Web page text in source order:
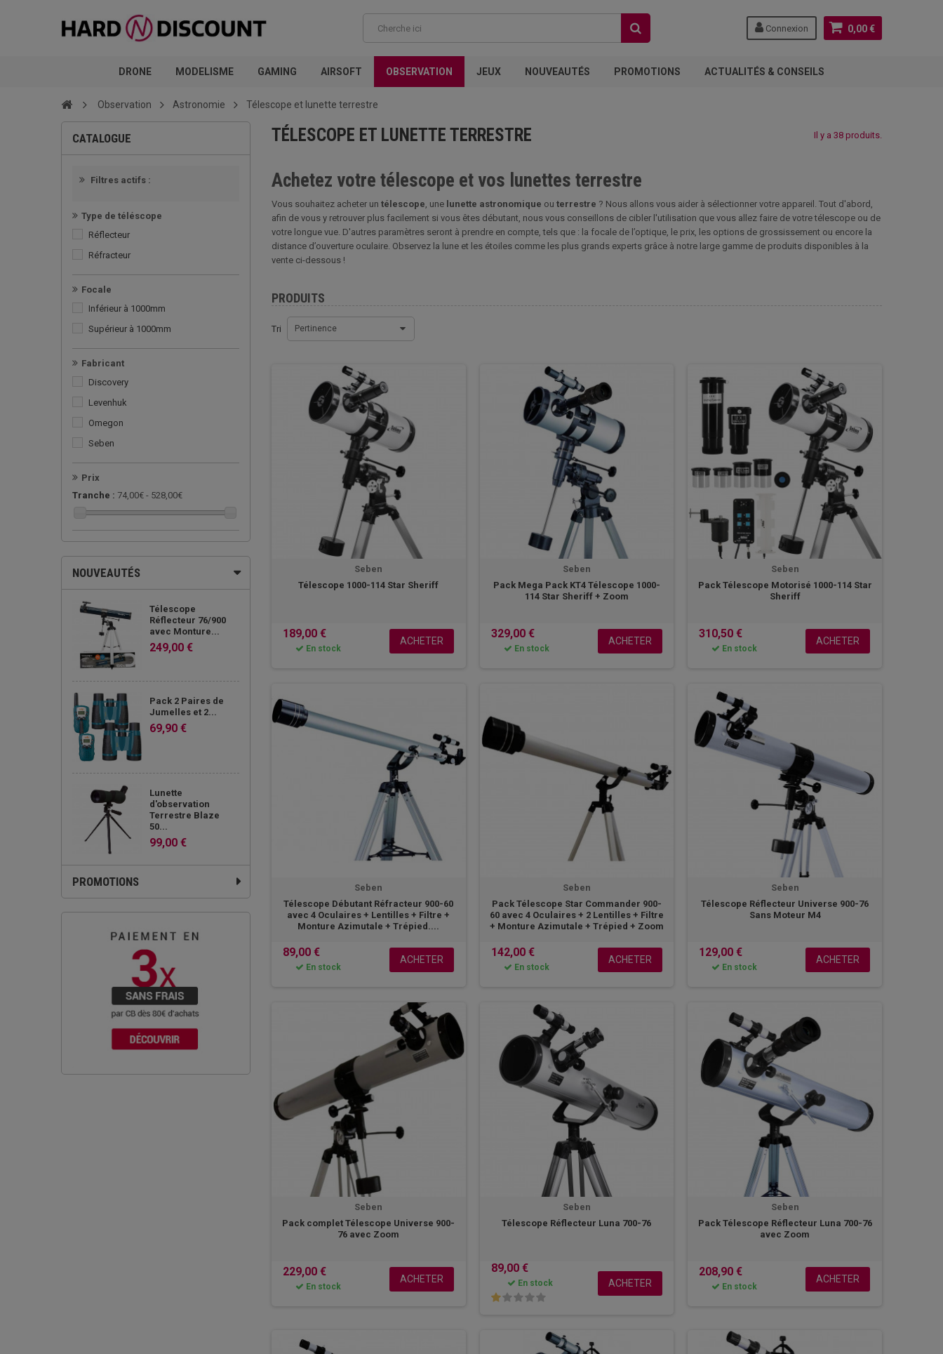
0,00 €
Connexion
DRONE MODELISME GAMING AIRSOFT OBSERVATION JEUX NOUVEAUTÉS PROMOTIONS ACTUALITÉS & CONSEILS
Observation Astronomie Télescope et lunette terrestre
CATALOGUE
Filtres actifs :
Type de téléscope
Réflecteur
Réfracteur
Focale
Inférieur à 1000mm
Supérieur à 1000mm
Fabricant
Discovery
Levenhuk
Omegon
Seben
Prix
Tranche : 74,00€ - 528,00€
NOUVEAUTÉS
Télescope
Réflecteur 76/900
avec Monture...
249,00 €
Pack 2 Paires de
Jumelles et 2...
69,90 €
Lunette
d'observation
Terrestre Blaze
50...
99,00 €
PROMOTIONS
TÉLESCOPE ET LUNETTE TERRESTRE Il y a 38 produits.
Achetez votre télescope et vos lunettes terrestre
Vous souhaitez acheter un télescope, une lunette astronomique ou terrestre ? Nous allons vous aider à sélectionner votre appareil. Tout d'abord,
afin de vous y retrouver plus facilement si vous êtes débutant, nous vous conseillons de cibler l'utilisation que vous allez faire de votre télescope ou de
votre longue vue. D'autres paramètres seront à prendre en compte, tels que : la focale de l’optique, le prix, les options de grossissement ou encore la
distance d’ouverture oculaire. Observez la lune et les étoiles comme les plus grands experts grâce à notre large gamme de produits disponibles à la
vente ci-dessous !
PRODUITS
Tri Pertinence
Seben
Télescope 1000-114 Star Sheriff
189,00 €
En stock
ACHETER
Seben
Pack Mega Pack KT4 Télescope 1000-
114 Star Sheriff + Zoom
329,00 €
En stock
ACHETER
Seben
Pack Télescope Motorisé 1000-114 Star
Sheriff
310,50 €
En stock
ACHETER
Seben
Télescope Débutant Réfracteur 900-60
avec 4 Oculaires + Lentilles + Filtre +
Monture Azimutale + Trépied....
89,00 €
En stock
ACHETER
Seben
Pack Télescope Star Commander 900-
60 avec 4 Oculaires + 2 Lentilles + Filtre
+ Monture Azimutale + Trépied + Zoom
142,00 €
En stock
ACHETER
Seben
Télescope Réflecteur Universe 900-76
Sans Moteur M4
129,00 €
En stock
ACHETER
Seben
Pack complet Télescope Universe 900-
76 avec Zoom
229,00 €
En stock
ACHETER
Seben
Télescope Réflecteur Luna 700-76
89,00 €
En stock ACHETER
Seben
Pack Télescope Réflecteur Luna 700-76
avec Zoom
208,90 €
En stock
ACHETER